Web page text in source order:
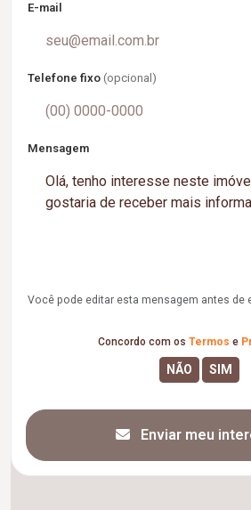
E-mail
Telefone fixo (opcional)
Mensagem
Você pode editar esta mensagem antes de
Concordo com os Termos e
Enviar meu